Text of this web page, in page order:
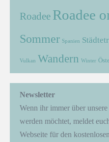
Roadee Roadee
Sommer Spanien
Vulkan Wandern Winter
Newsletter
Wenn ihr immer über
werden möchtet, meldet
Webseite für den